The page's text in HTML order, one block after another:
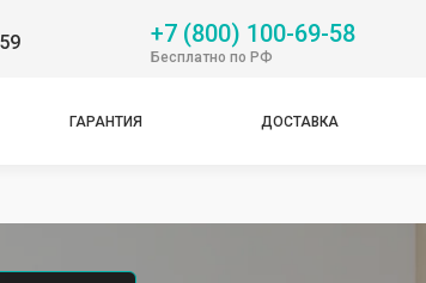
+7 (800) 100-69-58
Бесплатно по РФ
ГАРАНТИЯ ДОСТАВКА